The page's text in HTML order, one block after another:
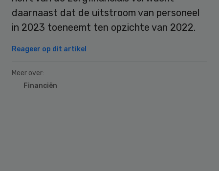
daarnaast dat de uitstroom van personeel
in 2023 toeneemt ten opzichte van 2022.
Reageer op dit artikel
Meer over:
Financiën